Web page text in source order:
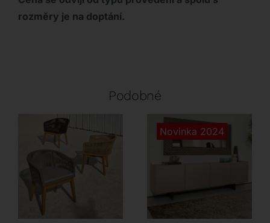
rozměry je na doptání.
Podobné
Novinka 2024